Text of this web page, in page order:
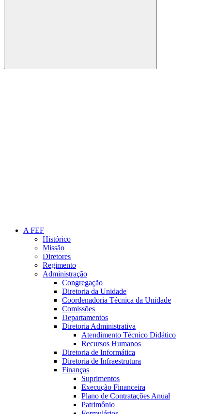
Buscar
A FEF
Histórico
Missão
Diretores
Regimento
Administração
Congregação
Diretoria da Unidade
Coordenadoria Técnica da Unidade
Comissões
Departamentos
Diretoria Administrativa
Atendimento Técnico Didático
Recursos Humanos
Diretoria de Informática
Diretoria de Infraestrutura
Finanças
Suprimentos
Execução Financeira
Plano de Contratações Anual
Patrimônio